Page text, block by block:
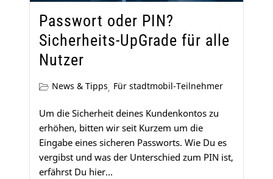
Passwort oder PIN?
Sicherheits-UpGrade für alle
Nutzer
News & Tipps, Für stadtmobil-Teilnehmer
Um die Sicherheit deines Kundenkontos zu
erhöhen, bitten wir seit Kurzem um die
Eingabe eines sicheren Passworts. Wie Du es
vergibst und was der Unterschied zum PIN ist,
erfährst Du hier...